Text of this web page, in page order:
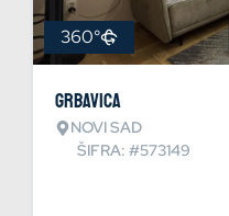
360°
Grbavica
NOVI SAD
ŠIFRA: #573149